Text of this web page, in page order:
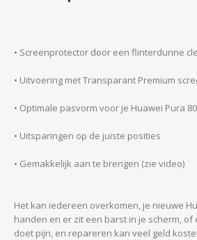
• Screenprotector door een flinterdunne
• Uitvoering met Transparant Premium
• Optimale pasvorm voor je Huawei Pura 80
• Uitsparingen op de juiste posities
• Gemakkelijk aan te brengen (zie video)
Het kan iedereen overkomen, je nieuwe
handen en er zit een barst in je scherm, of
doet pijn, en repareren kan veel geld